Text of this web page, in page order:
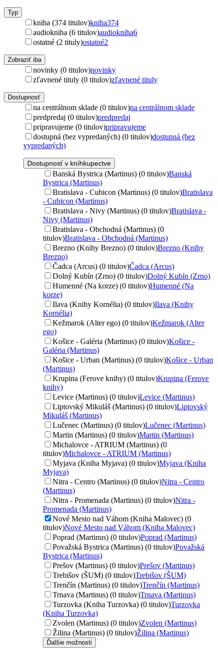
Typ
kniha (374 titulov)kniha374
audiokniha (6 titulov)audiokniha6
ostatné (2 tituly)ostatné2
Zobraziť iba
novinky (0 titulov)novinky
zľavnené tituly (0 titulov)zľavnené tituly
Dostupnosť
na centrálnom sklade (0 titulov)na centrálnom sklade
predpredaj (0 titulov)predpredaj
pripravujeme (0 titulov)pripravujeme
dostupná (bez vypredaných) (0 titulov)dostupná (bez
vypredaných)
Dostupnosť v kníhkupectve
Banská Bystrica (Martinus) (0 titulov)Banská
Bystrica (Martinus)
Bratislava - Cubicon (Martinus) (0 titulov)Bratislava
- Cubicon (Martinus)
Bratislava - Nivy (Martinus) (0 titulov)Bratislava -
Nivy (Martinus)
Bratislava - Obchodná (Martinus) (0
titulov)Bratislava - Obchodná (Martinus)
Brezno (Knihy Brezno) (0 titulov)Brezno (Knihy
Brezno)
Čadca (Arcus) (0 titulov)Čadca (Arcus)
Dolný Kubín (Zrno) (0 titulov)Dolný Kubín (Zrno)
Humenné (Na korze) (0 titulov)Humenné (Na
korze)
Ilava (Knihy Kornélia) (0 titulov)Ilava (Knihy
Kornélia)
Kežmarok (Alter ego) (0 titulov)Kežmarok (Alter
ego)
Košice - Galéria (Martinus) (0 titulov)Košice -
Galéria (Martinus)
Košice - Urban (Martinus) (0 titulov)Košice - Urban
(Martinus)
Krupina (Ferove knihy) (0 titulov)Krupina (Ferove
knihy)
Levice (Martinus) (0 titulov)Levice (Martinus)
Liptovský Mikuláš (Martinus) (0 titulov)Liptovský
Mikuláš (Martinus)
Lučenec (Martinus) (0 titulov)Lučenec (Martinus)
Martin (Martinus) (0 titulov)Martin (Martinus)
Michalovce - ATRIUM (Martinus) (0
titulov)Michalovce - ATRIUM (Martinus)
Myjava (Kniha Myjava) (0 titulov)Myjava (Kniha
Myjava)
Nitra - Centro (Martinus) (0 titulov)Nitra - Centro
(Martinus)
Nitra - Promenada (Martinus) (0 titulov)Nitra -
Promenada (Martinus)
Nové Mesto nad Váhom (Kniha Malovec) (0
titulov)Nové Mesto nad Váhom (Kniha Malovec)
Poprad (Martinus) (0 titulov)Poprad (Martinus)
Považská Bystrica (Martinus) (0 titulov)Považská
Bystrica (Martinus)
Prešov (Martinus) (0 titulov)Prešov (Martinus)
Trebišov (ŠUM) (0 titulov)Trebišov (ŠUM)
Trenčín (Martinus) (0 titulov)Trenčín (Martinus)
Trnava (Martinus) (0 titulov)Trnava (Martinus)
Turzovka (Kniha Turzovka) (0 titulov)Turzovka
(Kniha Turzovka)
Zvolen (Martinus) (0 titulov)Zvolen (Martinus)
Žilina (Martinus) (0 titulov)Žilina (Martinus)
Ďalšie možnosti